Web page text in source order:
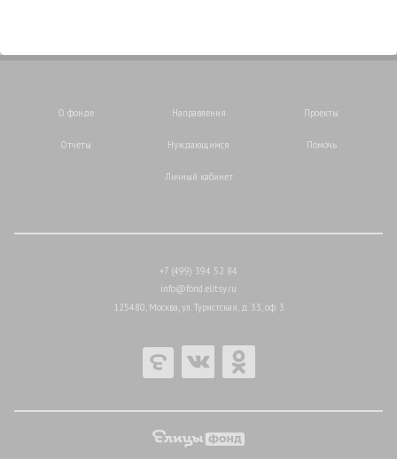
О фонде Направления Проекты
Отчеты Нуждающимся Помочь
Личный кабинет
+7 (499) 394 52 84
info@fond.elitsy.ru
125480, Москва, ул. Туристская, д. 33, оф. 3